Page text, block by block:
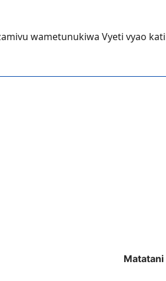
wametunukiwa Vyeti vyao